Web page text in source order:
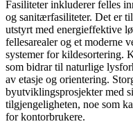
Fasiliteter inkluderer felles
og sanitærfasiliteter. Det er
utstyrt med energieffektive
fellesarealer og et moderne
systemer for kildesortering.
som bidrar til naturlige
av etasje og orientering.
byutviklingsprosjekter med
tilgjengeligheten, noe som
for kontorbrukere.